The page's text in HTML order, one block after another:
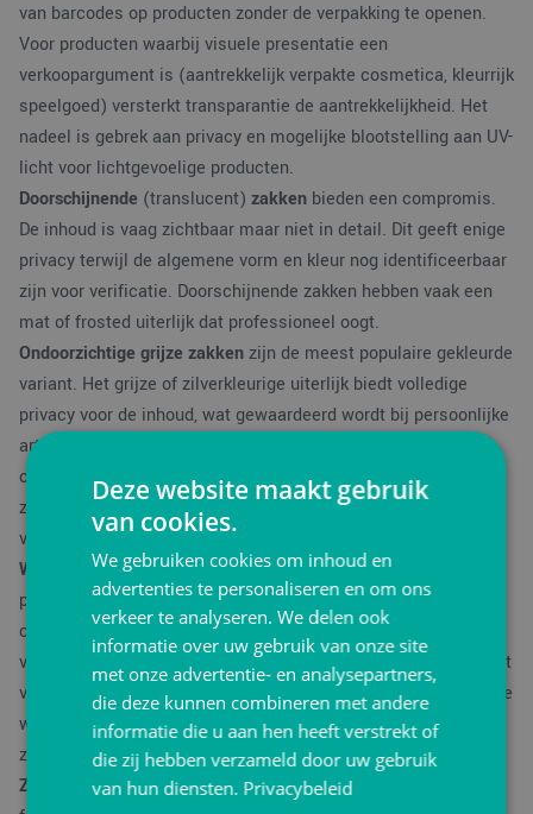
van barcodes op producten zonder de verpakking te openen.
Voor producten waarbij visuele presentatie een
verkoopargument is (aantrekkelijk verpakte cosmetica, kleurrijk
speelgoed) versterkt transparantie de aantrekkelijkheid. Het
nadeel is gebrek aan privacy en mogelijke blootstelling aan UV-
licht voor lichtgevoelige producten.
Doorschijnende (translucent) zakken bieden een compromis.
De inhoud is vaag zichtbaar maar niet in detail. Dit geeft enige
privacy terwijl de algemene vorm en kleur nog identificeerbaar
zijn voor verificatie. Doorschijnende zakken hebben vaak een
mat of frosted uiterlijk dat professioneel oogt.
Ondoorzichtige grijze zakkenzijn de meest populaire gekleurde
variant. Het grijze of zilverkleurige uiterlijk biedt volledige
privacy voor de inhoud, wat gewaardeerd wordt bij persoonlijke
artikelen zoals kleding of intieme producten. Grijs maskeert
ook vuil of beschadiging aan de buitenzijde beter dan witte
zakken. De neutrale kleur is professioneel en geschikt voor
vrijwel elke branche.
Witte zakkenbieden een schoon, helder uiterlijk en zijn
populair bij bedrijven die een premium imago willen
communiceren. Het witte oppervlak is ideaal voor bedrukte
verzendlabels en marketing boodschappen. Wit is ook geschikt
voor bedrukking met logo's omdat kleuren goed uitkomen op de
witte achtergrond. Het nadeel is dat wit gevoeliger is voor
zichtbaar vuil.
Zwarte zakkencommuniceren luxe en exclusiviteit. Premium
Deze website maakt gebruik
van cookies.
We gebruiken cookies om inhoud en
advertenties te personaliseren en om ons
verkeer te analyseren. We delen ook
informatie over uw gebruik van onze site
met onze advertentie- en analysepartners,
die deze kunnen combineren met andere
informatie die u aan hen heeft verstrekt of
die zij hebben verzameld door uw gebruik
van hun diensten. Privacybeleid